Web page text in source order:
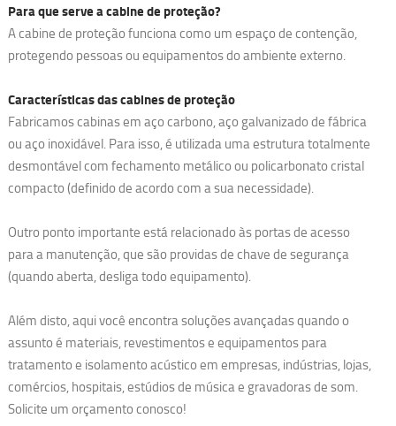
Para que serve a cabine de proteção?
A cabine de proteção funciona como um espaço de contenção,
protegendo pessoas ou equipamentos do ambiente externo.
Características das cabines de proteção
Fabricamos cabinas em aço carbono, aço galvanizado de fábrica
ou aço inoxidável. Para isso, é utilizada uma estrutura totalmente
desmontável com fechamento metálico ou policarbonato cristal
compacto (definido de acordo com a sua necessidade).
Outro ponto importante está relacionado às portas de acesso
para a manutenção, que são providas de chave de segurança
(quando aberta, desliga todo equipamento).
Além disto, aqui você encontra soluções avançadas quando o
assunto é materiais, revestimentos e equipamentos para
tratamento e isolamento acústico em empresas, indústrias, lojas,
comércios, hospitais, estúdios de música e gravadoras de som.
Solicite um orçamento conosco!